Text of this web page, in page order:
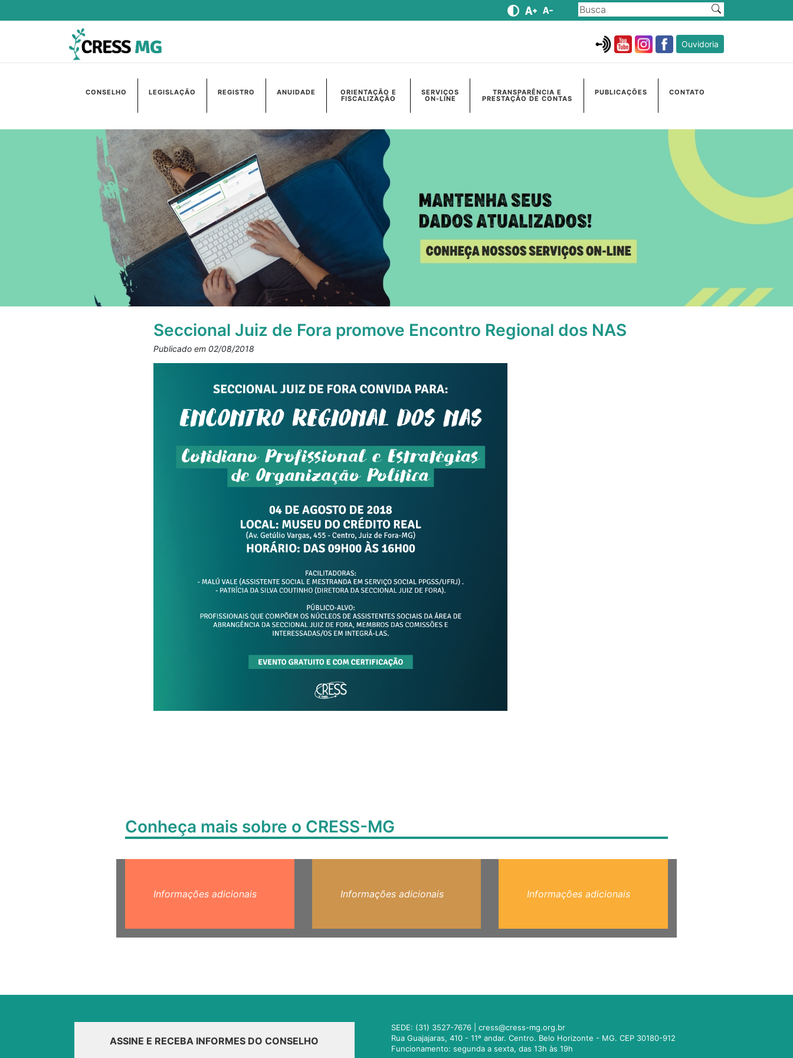
Ouvidoria
CONSELHO LEGISLAÇÃO REGISTRO ANUIDADE ORIENTAÇÃO E
FISCALIZAÇÃO
SERVIÇOS
ON-LINE
TRANSPARÊNCIA E
PRESTAÇÃO DE CONTAS
PUBLICAÇÕES CONTATO
Seccional Juiz de Fora promove Encontro Regional dos NAS
Publicado em 02/08/2018
Conheça mais sobre o CRESS-MG
Informações adicionais Informações adicionais Informações adicionais
ASSINE E RECEBA INFORMES DO CONSELHO
SEDE: (31) 3527-7676 |cress@cress-mg.org.br
Rua Guajajaras, 410 - 11º andar. Centro. Belo Horizonte - MG. CEP 30180-912
Funcionamento: segunda a sexta, das 13h às 19h